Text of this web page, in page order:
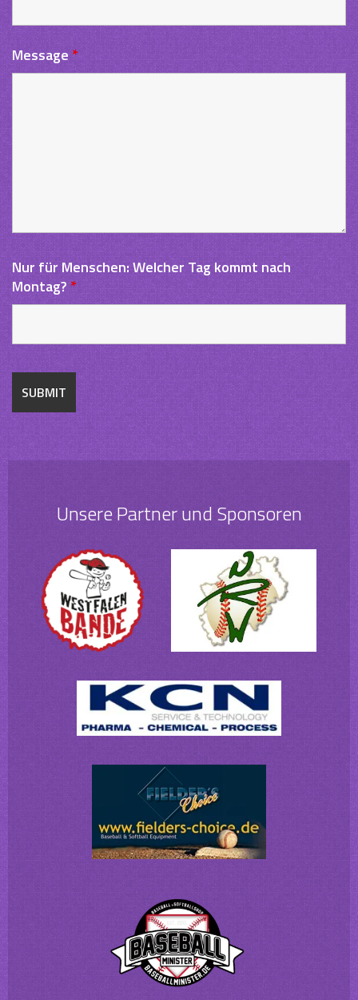
Message *
Nur für Menschen: Welcher Tag kommt nach
Montag?*
Unsere Partner und Sponsoren